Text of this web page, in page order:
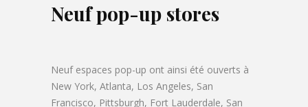
Neuf pop-up stores
Neuf espaces pop-up ont ainsi été ouverts à
New York, Atlanta, Los Angeles, San
Francisco, Pittsburgh, Fort Lauderdale, San